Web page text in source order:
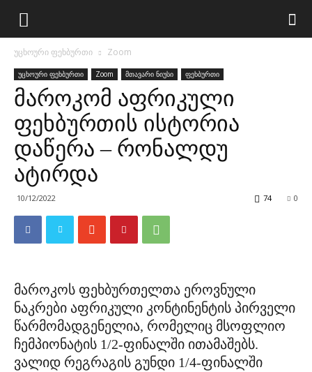
უცხოური ფეხბურთი Zoom
უცხოური ფეხბურთი Zoom მთავარი ნიუსი ფეხბურთი
მაროკომ აფრიკული
ფეხბურთის ისტორია
დაწერა – რონალდუ
ატირდა
10/12/2022 0
74
მაროკოს ფეხბურთელთა ეროვნული
ნაკრები აფრიკული კონტინენტის პირველი
წარმომადგენელია, რომელიც მსოფლიო
ჩემპიონატის 1/2-ფინალში ითამაშებს.
ვალიდ რეგრაგის გუნდი 1/4-ფინალში